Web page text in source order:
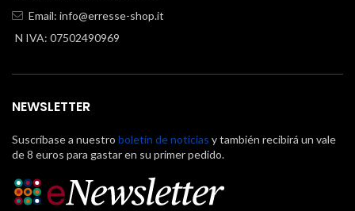
Email: info@erresse-shop.it
N IVA: 07502490969
NEWSLETTER
Suscríbase a nuestro boletín de noticias y también recibirá un vale
de 8 euros para gastar en su primer pedido.